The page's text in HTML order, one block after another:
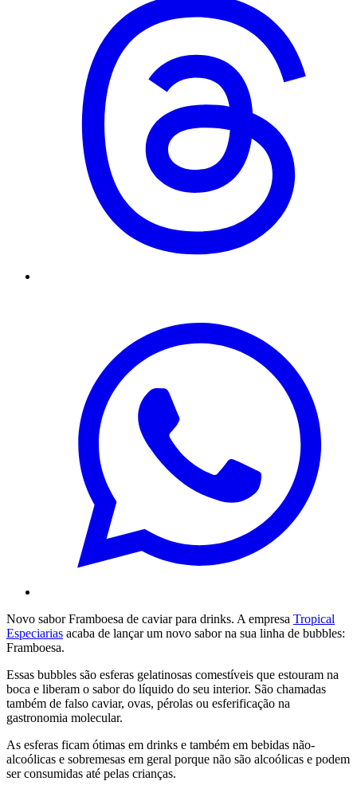
Novo sabor Framboesa de caviar para drinks. A empresa Tropical
Especiarias acaba de lançar um novo sabor na sua linha de bubbles:
Framboesa.
Essas bubbles são esferas gelatinosas comestíveis que estouram na
boca e liberam o sabor do líquido do seu interior. São chamadas
também de falso caviar, ovas, pérolas ou esferificação na
gastronomia molecular.
As esferas ficam ótimas em drinks e também em bebidas não-
alcoólicas e sobremesas em geral porque não são alcoólicas e podem
ser consumidas até pelas crianças.